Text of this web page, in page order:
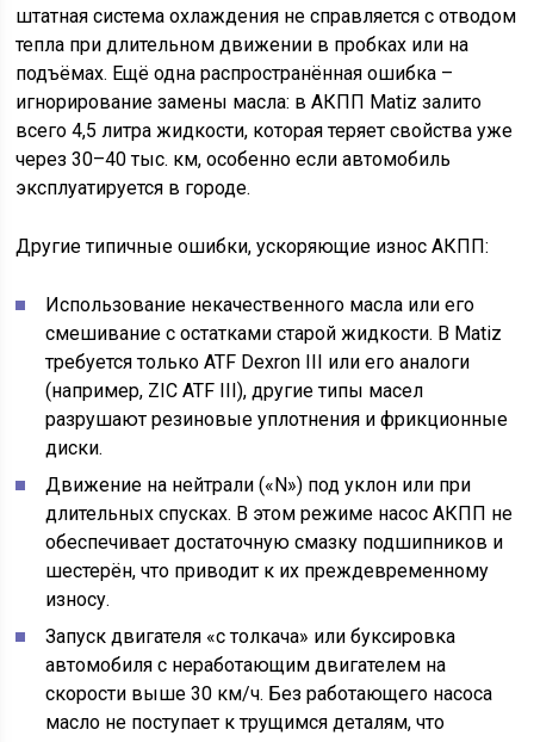
штатная система охлаждения не справляется с отводом
тепла при длительном движении в пробках или на
подъёмах. Ещё одна распространённая ошибка –
игнорирование замены масла: в АКПП Matiz залито
всего 4,5 литра жидкости, которая теряет свойства уже
через 30–40 тыс. км, особенно если автомобиль
эксплуатируется в городе.
Другие типичные ошибки, ускоряющие износ АКПП:
Использование некачественного масла или его
смешивание с остатками старой жидкости. В Matiz
требуется только ATF Dexron III или его аналоги
(например, ZIC ATF III), другие типы масел
разрушают резиновые уплотнения и фрикционные
диски.
Движение на нейтрали («N») под уклон или при
длительных спусках. В этом режиме насос АКПП не
обеспечивает достаточную смазку подшипников и
шестерён, что приводит к их преждевременному
износу.
Запуск двигателя «с толкача» или буксировка
автомобиля с неработающим двигателем на
скорости выше 30 км/ч. Без работающего насоса
масло не поступает к трущимся деталям, что